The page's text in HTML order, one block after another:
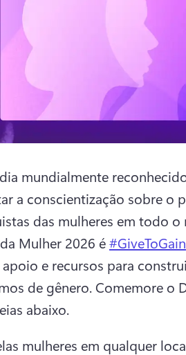
mundialmente
a conscientização sobre o
das mulheres em todo o
Mulher 2026 é #GiveToGain
e recursos para
de gênero. Comemore o
abaixo.
mulheres em qualquer